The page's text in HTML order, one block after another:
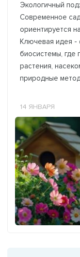
Экологичный
Современное
ориентируется
Ключевая идея -
биосистемы, где
растения,
природные
14 ЯНВАРЯ